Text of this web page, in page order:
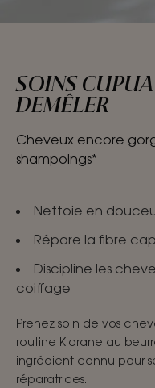
SOINS
DEMÊLER
Cheveux encore
shampoings*
Nettoie en
Répare la fibre
Discipline les
coiffage
Prenez soin de vos
routine Klorane au
ingrédient connu pour
réparatrices.